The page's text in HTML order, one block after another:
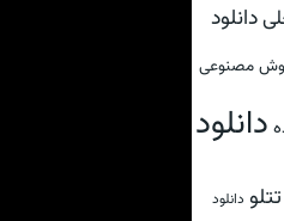
دانلود
مصنوعی
دانلود
دانلود